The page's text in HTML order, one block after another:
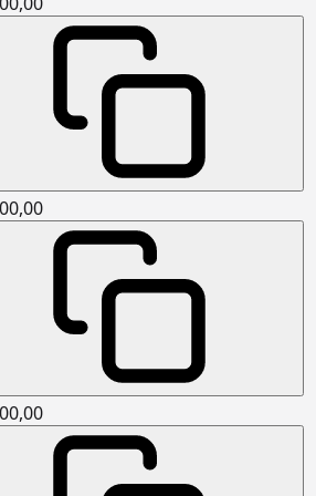
(geleneksel gezilebilir teras
vb.) ısı yalıtımı yapılması
kalınlıkta yüzeye dik çekme
en az 7,5kPa (TR7,5)
levhalar ile dış duvarlarda
sıvası yapılması (Mantolama)
kalınlıkta yüzeye dik çekme
en az 7,5kPa (TR7,5)
levhalar ile dış duvarlarda
ısı yalıtımı ve üzerine ısı
sıvası yapılması (Mantolama)
esaslı kendiliğinden
(self leveling) harç ile
yapılması ve üzerine PVC
spor zemin malzemeleri ile
spor zeminlerde döşeme
yapılması (P2)
x 33 cm) veya (25 x 40 cm) anma